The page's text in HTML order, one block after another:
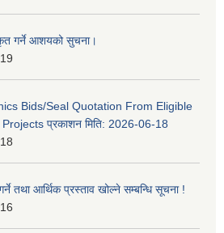
गर्ने आशयको सुचना।
Bids/Seal Quotation From Eligible
प्रकाशन मिति: 2026-06-18
तथा आर्थिक प्रस्ताव खोल्ने सम्बन्धि सूचना !